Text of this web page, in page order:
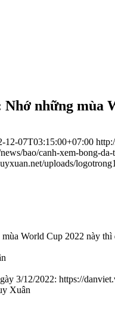
Nhớ những mùa
12-07T03:15:00+07:00
bao/canh-xem-bong-
uploads/
World Cup 2022 này
3/12/2022: https://
Xuân